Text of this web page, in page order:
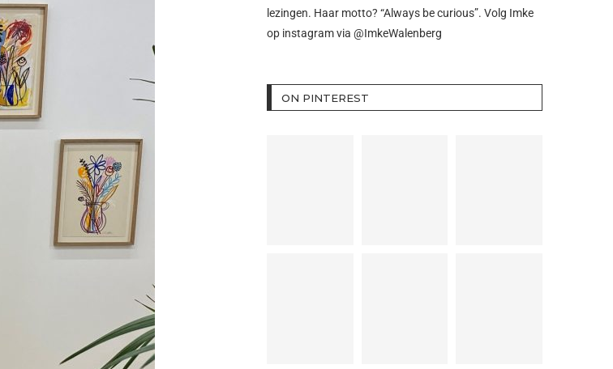
lezingen. Haar motto? “Always be curious”. Volg Imke
op instagram via @ImkeWalenberg
ON PINTEREST